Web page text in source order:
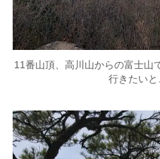
11番山頂、高川山からの富士山
行きたいと